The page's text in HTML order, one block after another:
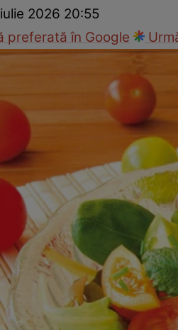
2026 20:55
preferată în Google